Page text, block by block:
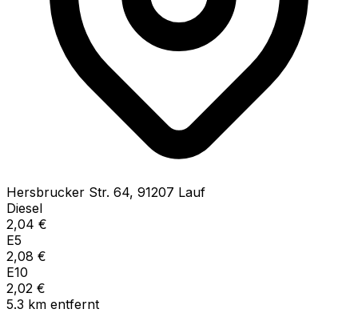
Hersbrucker Str. 64, 91207 Lauf
Diesel
2,04 €
E5
2,08 €
E10
2,02 €
5.3 km entfernt